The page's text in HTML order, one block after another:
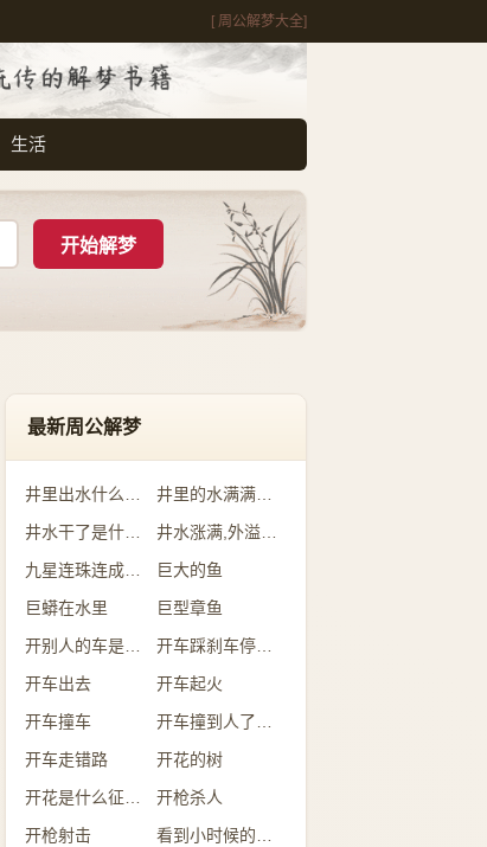
[ 周公解梦大全]
生活
最新周公解梦
井里的水满满的是什么意思
巨大的鱼
巨蟒在水里
巨型章鱼
开车踩刹车停不下来
开车出去
开车起火
开车撞车
开车走错路
开花的树
开枪杀人
开枪射击